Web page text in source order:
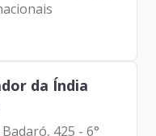
da Índia
425 - 6°